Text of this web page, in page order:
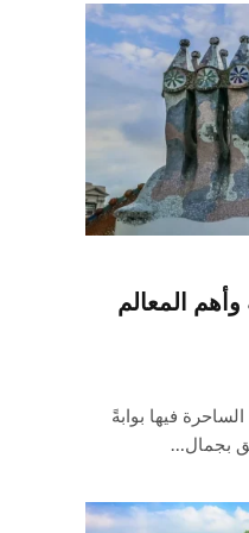
المعالم
فيها بوابةً
بجمال…